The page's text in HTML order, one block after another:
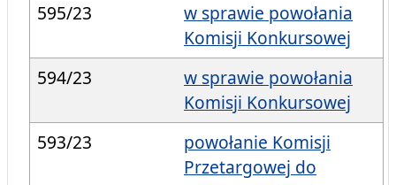
595/23
w sprawie powołania
Komisji Konkursowej
594/23
w sprawie powołania
Komisji Konkursowej
593/23
powołanie Komisji
Przetargowej do